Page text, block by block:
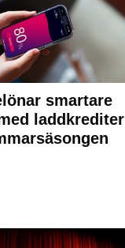
smartare
laddkrediter